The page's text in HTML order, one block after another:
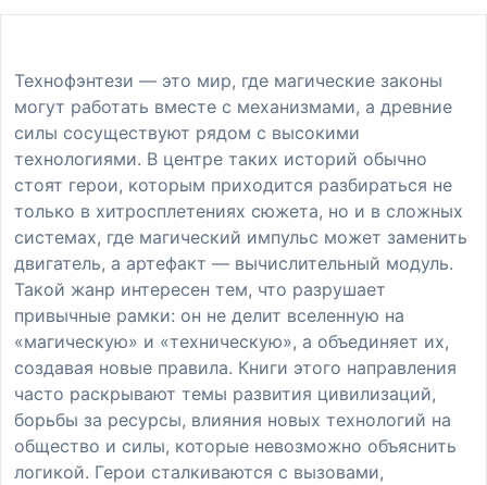
Технофэнтези — это мир, где магические законы
могут работать вместе с механизмами, а древние
силы сосуществуют рядом с высокими
технологиями. В центре таких историй обычно
стоят герои, которым приходится разбираться не
только в хитросплетениях сюжета, но и в сложных
системах, где магический импульс может заменить
двигатель, а артефакт — вычислительный модуль.
Такой жанр интересен тем, что разрушает
привычные рамки: он не делит вселенную на
«магическую» и «техническую», а объединяет их,
создавая новые правила. Книги этого направления
часто раскрывают темы развития цивилизаций,
борьбы за ресурсы, влияния новых технологий на
общество и силы, которые невозможно объяснить
логикой. Герои сталкиваются с вызовами,